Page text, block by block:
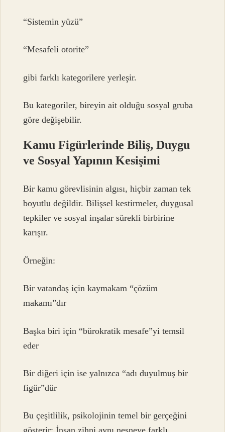
“Sistemin yüzü”
“Mesafeli otorite”
gibi farklı kategorilere yerleşir.
Bu kategoriler, bireyin ait olduğu sosyal gruba
göre değişebilir.
Kamu Figürlerinde Biliş, Duygu
ve Sosyal Yapının Kesişimi
Bir kamu görevlisinin algısı, hiçbir zaman tek
boyutlu değildir. Bilişsel kestirmeler, duygusal
tepkiler ve sosyal inşalar sürekli birbirine
karışır.
Örneğin:
Bir vatandaş için kaymakam “çözüm
makamı”dır
Başka biri için “bürokratik mesafe”yi temsil
eder
Bir diğeri için ise yalnızca “adı duyulmuş bir
figür”dür
Bu çeşitlilik, psikolojinin temel bir gerçeğini